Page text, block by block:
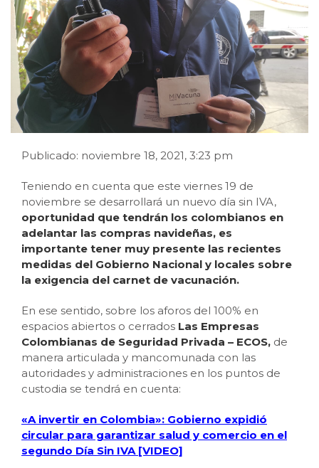
Publicado: noviembre 18, 2021, 3:23 pm
Teniendo en cuenta que este viernes 19 de
noviembre se desarrollará un nuevo día sin IVA,
oportunidad que tendrán los colombianos en
adelantar las compras navideñas, es
importante tener muy presente las recientes
medidas del Gobierno Nacional y locales sobre
la exigencia del carnet de vacunación.
En ese sentido, sobre los aforos del 100% en
espacios abiertos o cerrados Las Empresas
Colombianas de Seguridad Privada – ECOS, de
manera articulada y mancomunada con las
autoridades y administraciones en los puntos de
custodia se tendrá en cuenta:
«A invertir en Colombia»: Gobierno expidió
circular para garantizar salud y comercio en el
segundo Día Sin IVA [VIDEO]